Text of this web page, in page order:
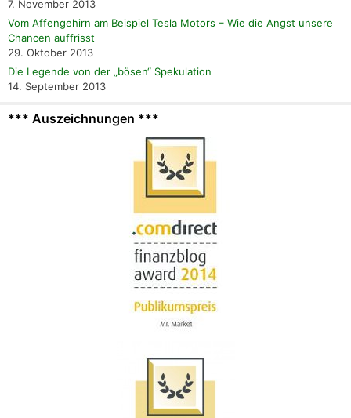
7. November 2013
Vom Affengehirn am Beispiel Tesla Motors – Wie die Angst unsere
Chancen auffrisst
29. Oktober 2013
Die Legende von der „bösen“ Spekulation
14. September 2013
*** Auszeichnungen ***